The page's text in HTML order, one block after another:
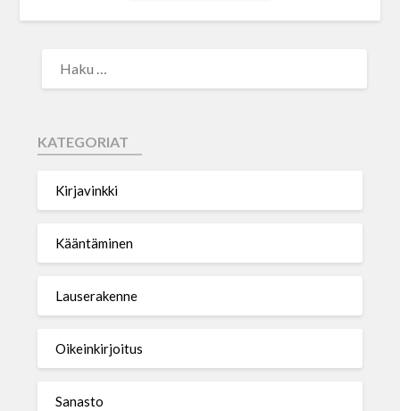
KATEGORIAT
Kirjavinkki
Kääntäminen
Lauserakenne
Oikeinkirjoitus
Sanasto